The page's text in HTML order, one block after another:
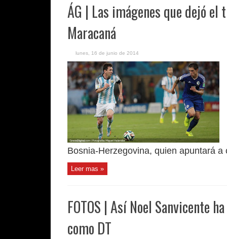
ÁG | Las imágenes que dejó
Maracaná
lunes, 16 de junio de 2014
Bosnia-Herzegovina, quien apuntará
Leer mas »
FOTOS | Así Noel Sanvicente
como DT